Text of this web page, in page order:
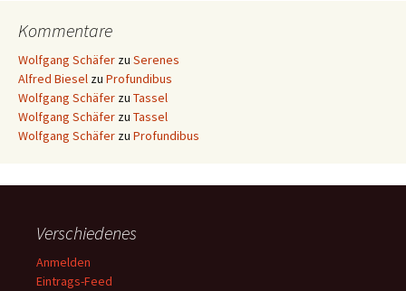
Kommentare
Wolfgang Schäfer zu Serenes
Alfred Biesel zu Profundibus
Wolfgang Schäfer zu Tassel
Wolfgang Schäfer zu Tassel
Wolfgang Schäfer zu Profundibus
Verschiedenes
Anmelden
Eintrags-Feed